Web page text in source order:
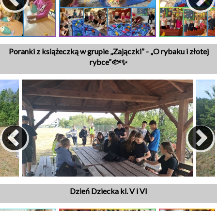
Poranki z książeczką w grupie „Zajączki” - „O rybaku i złotej
rybce”🐟✨
Dzień Dziecka kl. V i VI